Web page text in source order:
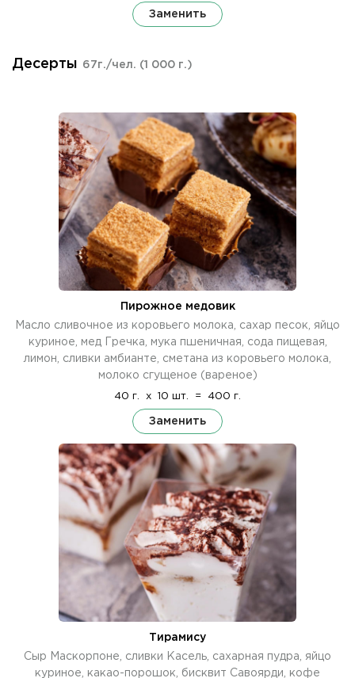
Заменить
Десерты 67г./чел. (1 000 г.)
Пирожное медовик
Масло сливочное из коровьего молока, сахар песок, яйцо
куриное, мед Гречка, мука пшеничная, сода пищевая,
лимон, сливки амбианте, сметана из коровьего молока,
молоко сгущеное (вареное)
40 г. x 10 шт. = 400 г.
Заменить
Тирамису
Сыр Маскорпоне, сливки Касель, сахарная пудра, яйцо
куриное, какао-порошок, бисквит Савоярди, кофе